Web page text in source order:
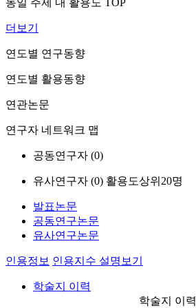
동일 주제 내 활용도 TOP
더보기
연도별 연구동향
연도별 활용동향
연관논문
연구자 네트워크 맵
공동연구자 (0)
유사연구자 (0) 활용도상위20명
발표논문
공동연구논문
유사연구논문
인용정보 인용지수 설명보기
학술지 이력
학술지 이력